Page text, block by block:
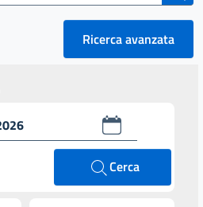
Ricerca avanzata
Cerca